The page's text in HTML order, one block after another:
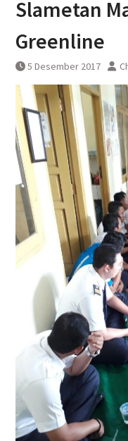
Slametan
Greenline
5 Desember 2017